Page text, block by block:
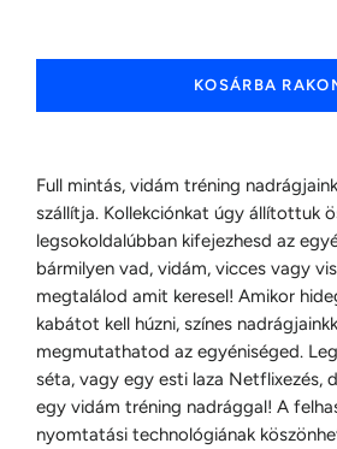
KOSÁRBA
Full mintás, vidám tréning
szállítja. Kollekciónkat úgy állítottuk
legsokoldalúbban kifejezhesd az
bármilyen vad, vidám, vicces vagy
megtalálod amit keresel! Amikor
kabátot kell húzni, színes
megmutathatod az egyéniséged.
séta, vagy egy esti laza Netflixezés,
egy vidám tréning nadrággal! A
nyomtatási technológiának